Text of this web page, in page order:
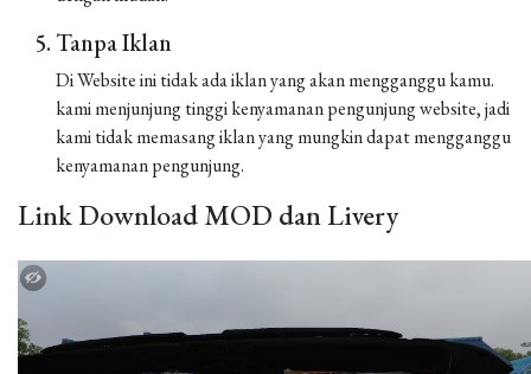
Tanpa Iklan
Di Website ini tidak ada iklan yang akan mengganggu kamu.
kami menjunjung tinggi kenyamanan pengunjung website, jadi
kami tidak memasang iklan yang mungkin dapat mengganggu
kenyamanan pengunjung.
Link Download MOD dan Livery